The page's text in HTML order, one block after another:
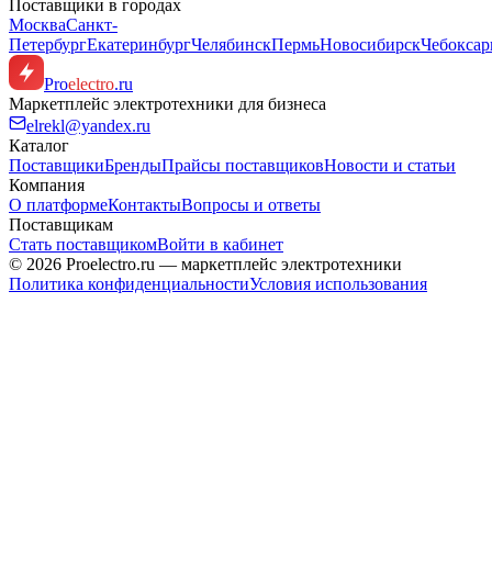
Поставщики в городах
МоскваСанкт-
ПетербургЕкатеринбургЧелябинскПермьНовосибирск
Proelectro.ru
Маркетплейс электротехники для бизнеса
elrekl@yandex.ru
Каталог
ПоставщикиБрендыПрайсы поставщиковНовости и статьи
Компания
О платформеКонтактыВопросы и ответы
Поставщикам
Стать поставщикомВойти в кабинет
© 2026 Proelectro.ru — маркетплейс электротехники
Политика конфиденциальностиУсловия использования